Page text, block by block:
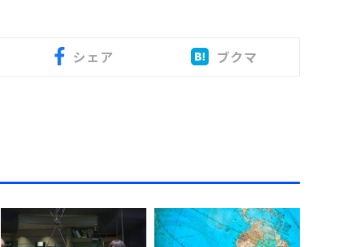
シェア ブクマ